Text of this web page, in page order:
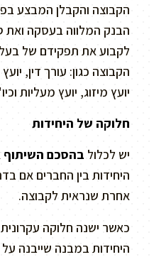
הקבוצה והקבלן המבצע
הבנק המלווה בעסקה ואת
לקבוע את תפקידם של
הקבוצה כגון: עורך דין,
יועץ מיזוג, יועץ מעליות
חלוקה של היחידות
יש לכלול בהסכם השיתוף
היחידות בין החברים אם
אחרת שנראית לקבוצה.
כאשר ישנה חלוקה
היחידות במבנה שייבנה